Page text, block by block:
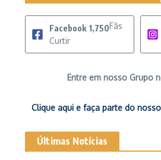
Facebook 1,750Fãs
Curtir
Entre em nosso Grupo
Clique aqui e faça parte do
Últimas Notícias